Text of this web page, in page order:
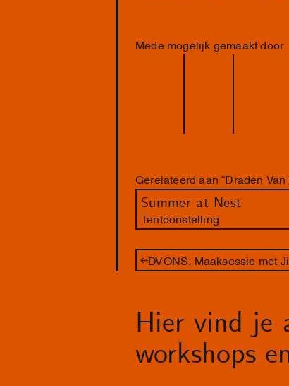
Mede mogelijk gemaakt door
Gerelateerd aan “Draden
Summer at Nest
Tentoonstelling
DVONS: Maaksessie met
Hier vind je
workshops